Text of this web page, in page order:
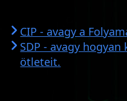
CIP - avagy a
SDP - avagy
ötleteit.